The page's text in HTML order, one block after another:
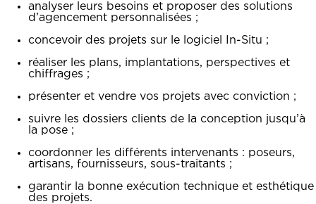
analyser leurs besoins et proposer des solutions
d’agencement personnalisées ;
concevoir des projets sur le logiciel In-Situ ;
réaliser les plans, implantations, perspectives et
chiffrages ;
présenter et vendre vos projets avec conviction ;
suivre les dossiers clients de la conception jusqu’à
la pose ;
coordonner les différents intervenants : poseurs,
artisans, fournisseurs, sous-traitants ;
garantir la bonne exécution technique et esthétique
des projets.